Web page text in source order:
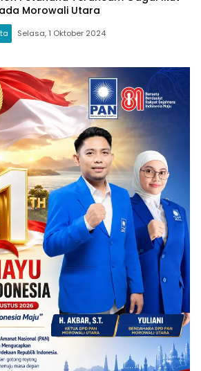
Morowali Utara
Selasa, 1 Oktober 2024